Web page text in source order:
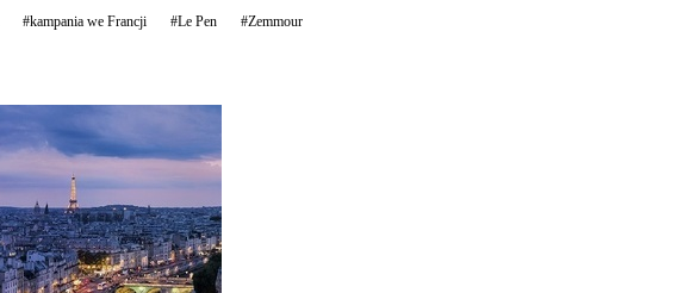
#kampania we Francji #Le Pen #Zemmour